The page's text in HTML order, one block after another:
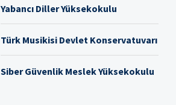
Yabancı Diller Yüksekokulu
Türk Musikisi Devlet Konservatuvarı
Siber Güvenlik Meslek Yüksekokulu